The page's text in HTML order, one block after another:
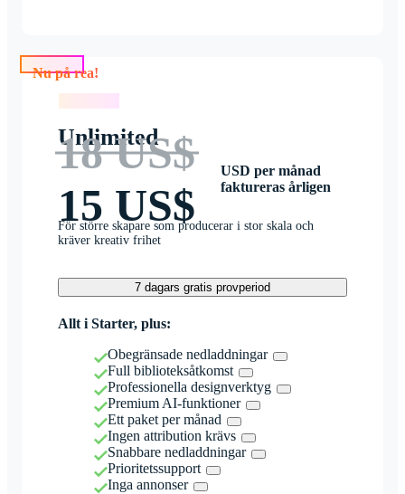
Nu på rea!
Unlimited
18 US$
15 US$
USD per månad
faktureras årligen
För större skapare som producerar i stor skala och
kräver kreativ frihet
7 dagars gratis provperiod
Allt i Starter, plus:
Obegränsade nedladdningar
Full biblioteksåtkomst
Professionella designverktyg
Premium AI-funktioner
Ett paket per månad
Ingen attribution krävs
Snabbare nedladdningar
Prioritetssupport
Inga annonser